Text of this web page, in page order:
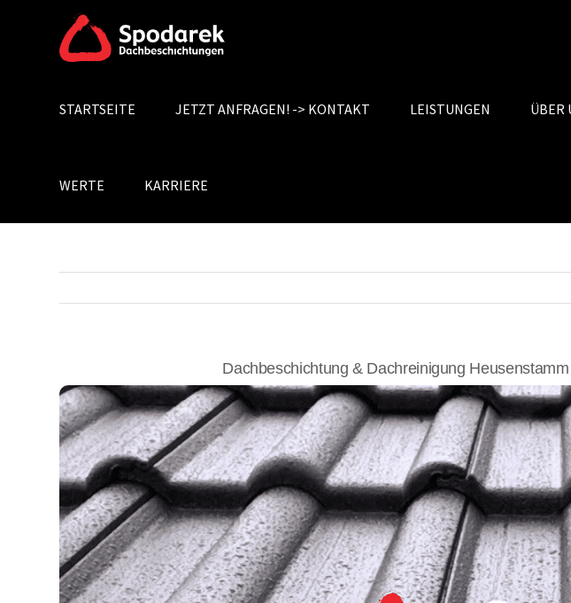
Search
STARTSEITE JETZT ANFRAGEN! -> KONTAKT LEISTUNGEN ÜBER
WERTE KARRIERE
Dachbeschichtung & Dachreinigung